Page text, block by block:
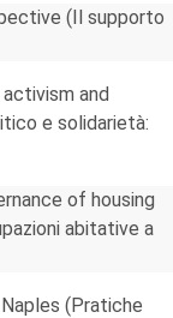
(Il supporto
and
e solidarietà:
of housing
abitative a
(Pratiche